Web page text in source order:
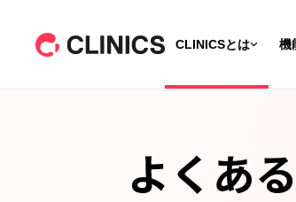
CLINICSとは 機
よくあ